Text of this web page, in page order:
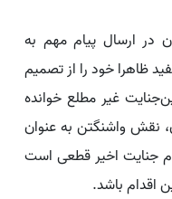
در ارسال پیام مهم به
ظاهرا خود را از تصمیم
غیر مطلع خوانده
نقش واشنگتن به عنوان
جنایت اخیر قطعی است
اقدام باشد.